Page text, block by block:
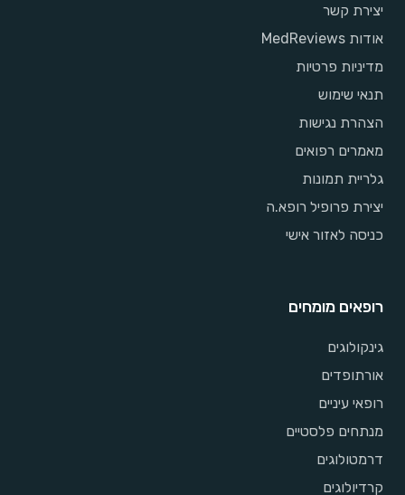
יצירת קשר
אודות MedReviews
מדיניות פרטיות
תנאי שימוש
הצהרת נגישות
מאמרים רפואים
גלריית תמונות
יצירת פרופיל רופא.ה
כניסה לאזור אישי
רופאים מומחים
גינקולוגים
אורתופדים
רופאי עיניים
מנתחים פלסטיים
דרמטולוגים
קרדיולוגים